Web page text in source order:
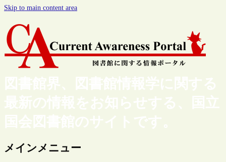
Skip to main content area
図書館界、図書館情報学に関する
最新の情報をお知らせする、国立
国会図書館のサイトです。
メインメニュー